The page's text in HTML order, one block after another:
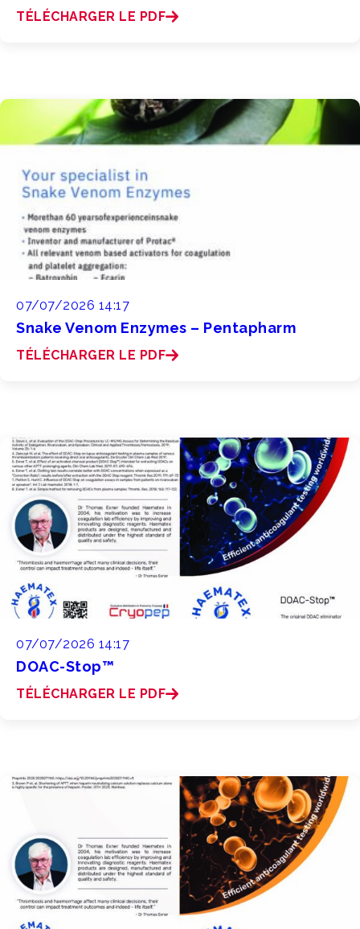
TÉLÉCHARGER LE PDF
07/07/2026 14:17
Snake Venom Enzymes – Pentapharm
TÉLÉCHARGER LE PDF
07/07/2026 14:17
DOAC-Stop™
TÉLÉCHARGER LE PDF